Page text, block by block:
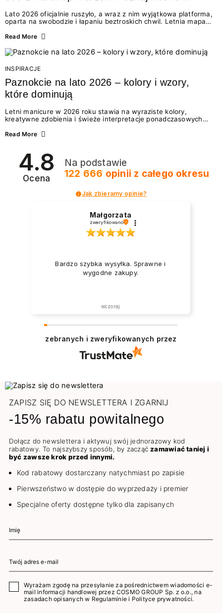
Lato 2026 oficjalnie ruszyło, a wraz z nim wyjątkowa platforma,
oparta na swobodzie i łapaniu beztroskich chwil. Letnia mapa
doświadczenia wakacji – od spontanicznych wyjazdów, przez
Motywem przewodnim jest eksplorowanie i kolekcjonowanie
letnich momentów. Z tej okazji przygotowaliśmy coś absolutnie
wyjątkowego: wielki konkurs z wakacje.pl oraz dawkę
najgorętszych trendów w...
Read More
INSPIRACJE
Paznokcie na lato 2026 – kolory i wzory,
które dominują
Letni manicure w 2026 roku stawia na wyraziste kolory,
kreatywne zdobienia i świeże interpretacje ponadczasowych
zarówno energetycznych odcieni inspirowanych wakacjami, jak
2026? Znajdź inspirację dla swojego manicure!
Read More
4.8
Ocena
Na podstawie
122 666 opinii z całego okresu
Jak zbieramy opinie?
Małgorzata
zweryfikowano
Bardzo szybka wysyłka. Sprawne i
wygodne zakupy.
wczoraj
zebranych i zweryfikowanych przez
ZAPISZ SIĘ DO NEWSLETTERA I ZGARNIJ
-15% rabatu powitalnego
Dołącz do newslettera i aktywuj swój jednorazowy kod
rabatowy. To najszybszy sposób, by zacząćzamawiać taniej i
być zawsze krok przed innymi.
Kod rabatowy dostarczany natychmiast po zapisie
Pierwszeństwo w dostępie do wyprzedaży i premier
Specjalne oferty dostępne tylko dla zapisanych
Wyrażam zgodę na przesyłanie za pośrednictwem wiadomości e-
mail informacji handlowej przez COSMO GROUP Sp. z o.o., na
zasadach opisanych w Regulaminie i Polityce prywatności.